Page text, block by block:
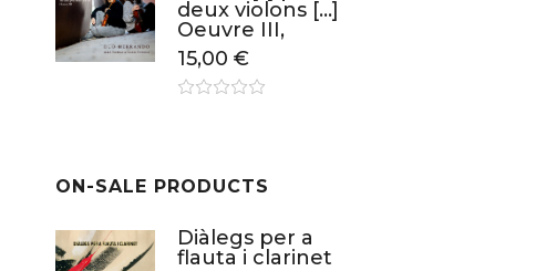
deux violons […]
Oeuvre III,
15,00 €
ON-SALE PRODUCTS
Diàlegs per a
flauta i clarinet